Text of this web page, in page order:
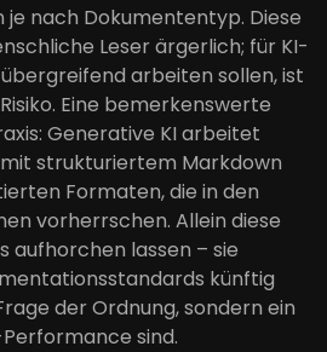
je nach Dokumententyp. Diese
Leser ärgerlich; für KI-
arbeiten sollen, ist
Eine bemerkenswerte
Generative KI arbeitet
strukturiertem Markdown
Formaten, die in den
vorherrschen. Allein diese
aufhorchen lassen – sie
künftig
der Ordnung, sondern ein
sind.